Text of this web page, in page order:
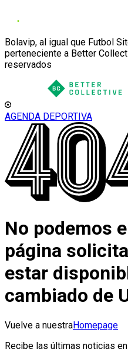
Bolavip, al igual que Futbol
perteneciente a Better
reservados
AGENDA DEPORTIVA
No podemos
página
estar
cambiado de
Vuelve a nuestraHomepage
Recibe las últimas noticias